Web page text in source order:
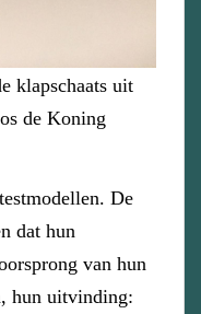
klapschaats uit
de Koning
De
dat hun
van hun
hun uitvinding: